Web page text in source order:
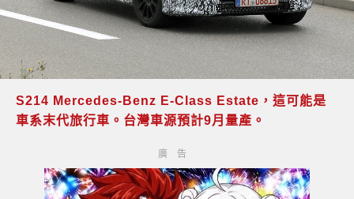
S214 Mercedes-Benz E-Class Estate，這可能是
車系末代旅行車。台灣車源預計9月量產。